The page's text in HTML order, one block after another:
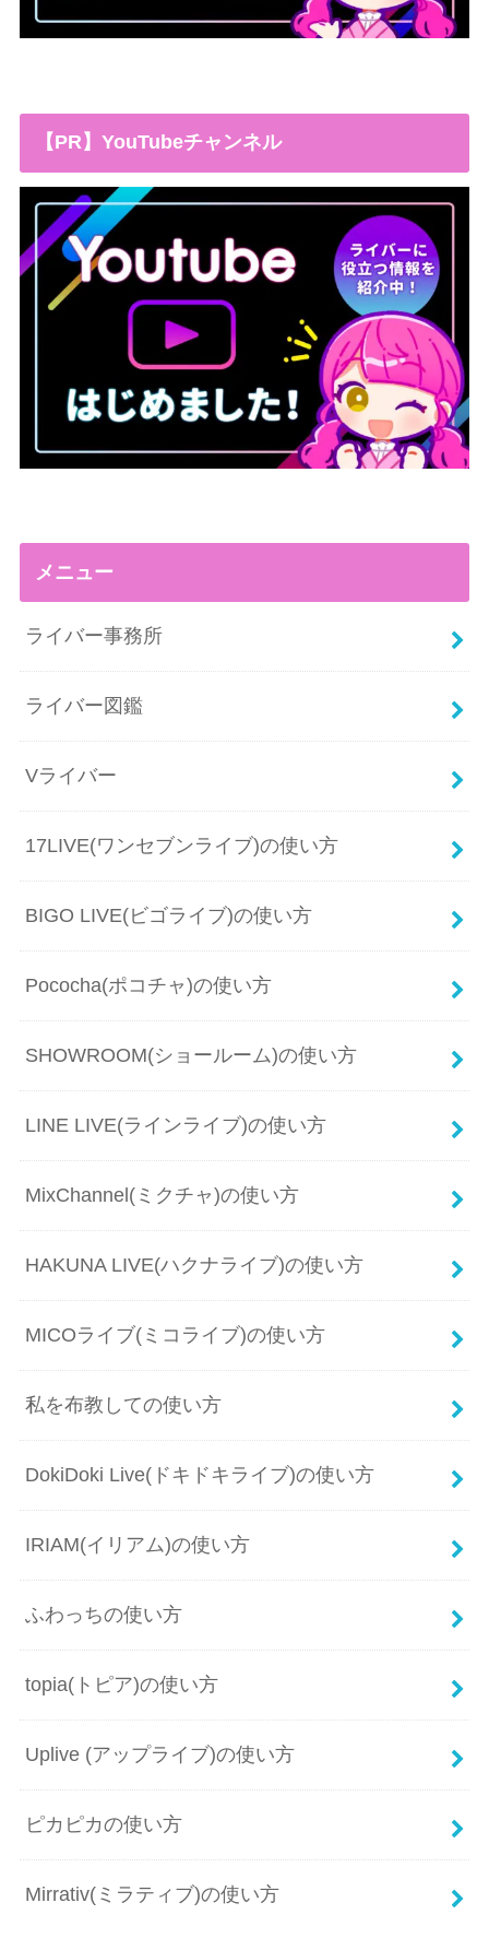
【PR】YouTubeチャンネル
メニュー
ライバー事務所
ライバー図鑑
Vライバー
17LIVE(ワンセブンライブ)の使い方
BIGO LIVE(ビゴライブ)の使い方
Pococha(ポコチャ)の使い方
SHOWROOM(ショールーム)の使い方
LINE LIVE(ラインライブ)の使い方
MixChannel(ミクチャ)の使い方
HAKUNA LIVE(ハクナライブ)の使い方
MICOライブ(ミコライブ)の使い方
私を布教しての使い方
DokiDoki Live(ドキドキライブ)の使い方
IRIAM(イリアム)の使い方
ふわっちの使い方
topia(トピア)の使い方
Uplive (アップライブ)の使い方
ピカピカの使い方
Mirrativ(ミラティブ)の使い方